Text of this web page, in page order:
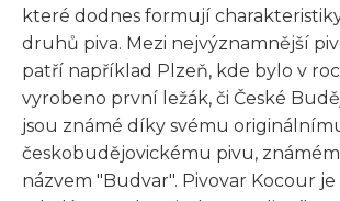
které dodnes formují
druhů piva. Mezi nejvýznamnější
patří například Plzeň, kde bylo v
vyrobeno první ležák, či České
jsou známé díky svému
českobudějovickému pivu,
názvem "Budvar". Pivovar Kocour